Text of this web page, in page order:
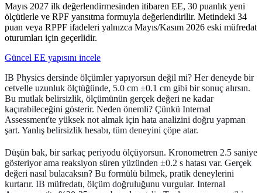
Mayıs 2027 ilk değerlendirmesinden itibaren EE, 30 puanlık yeni
ölçütlerle ve RPF yansıtma formuyla değerlendirilir. Metindeki 34
puan veya RPPF ifadeleri yalnızca Mayıs/Kasım 2026 eski müfredat
oturumları için geçerlidir.
Güncel EE yapısını incele
IB Physics dersinde ölçümler yapıyorsun değil mi? Her deneyde bir
cetvelle uzunluk ölçtüğünde, 5.0 cm ±0.1 cm gibi bir sonuç alırsın.
Bu mutlak belirsizlik, ölçümünün gerçek değeri ne kadar
kaçırabileceğini gösterir. Neden önemli? Çünkü Internal
Assessment'te yüksek not almak için hata analizini doğru yapman
şart. Yanlış belirsizlik hesabı, tüm deneyini çöpe atar.
Düşün bak, bir sarkaç periyodu ölçüyorsun. Kronometren 2.5 saniye
gösteriyor ama reaksiyon süren yüzünden ±0.2 s hatası var. Gerçek
değeri nasıl bulacaksın? Bu formülü bilmek, pratik deneylerini
kurtarır. IB müfredatı, ölçüm doğruluğunu vurgular. Internal